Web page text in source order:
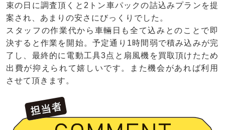
束の日に調査頂くと2トン車パックの詰込みプランを提
案され、あまりの安さにびっくりでした。
スタッフの作業代から車輛日も全て込みとのことで即
決すると作業を開始。予定通り1時間弱で積み込みが完
了し、最終的に電動工具3点と扇風機を買取頂けたため
出費が抑えられて嬉しいです。また機会があれば利用
させて頂きます。